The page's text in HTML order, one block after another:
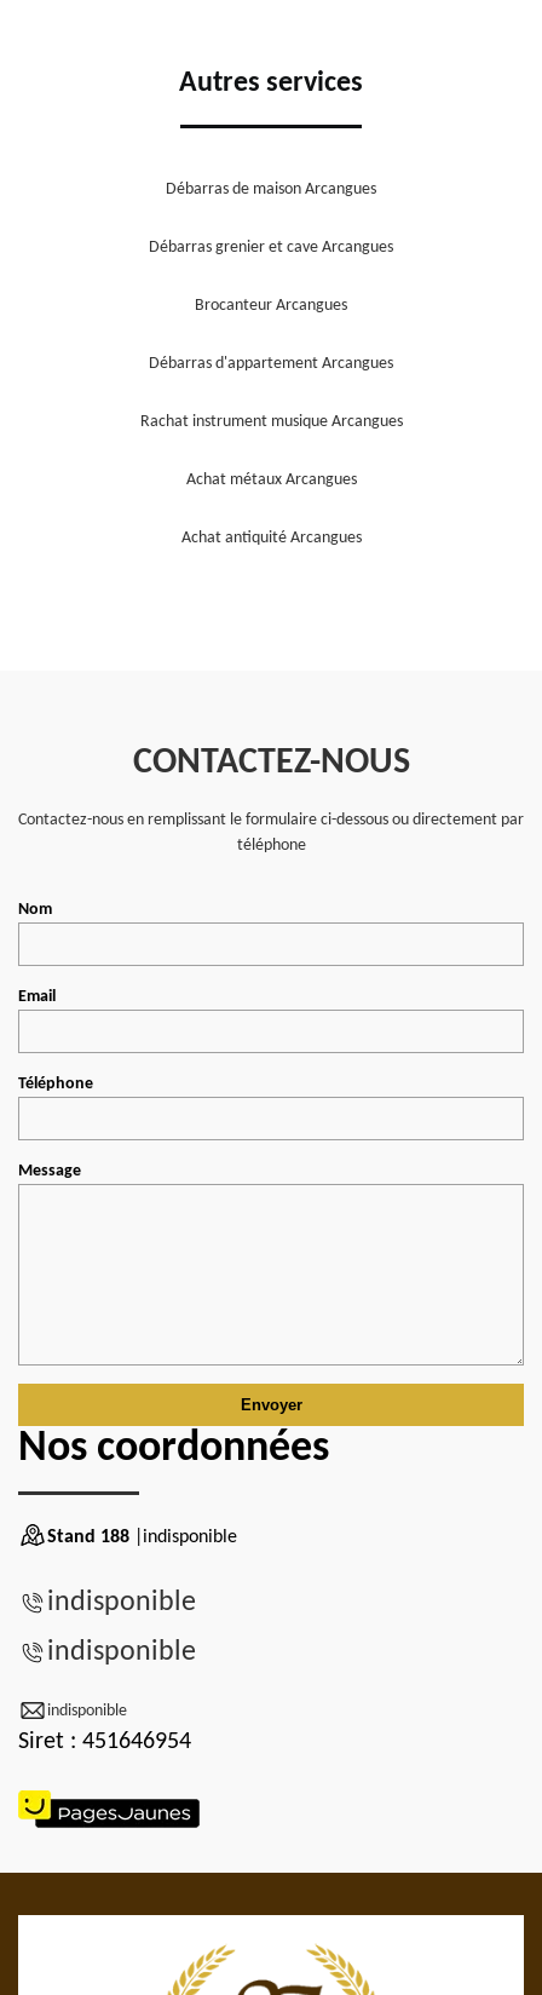
Autres services
Débarras de maison Arcangues
Débarras grenier et cave Arcangues
Brocanteur Arcangues
Débarras d'appartement Arcangues
Rachat instrument musique Arcangues
Achat métaux Arcangues
Achat antiquité Arcangues
CONTACTEZ-NOUS
Contactez-nous en remplissant le formulaire ci-dessous ou directement par
téléphone
Nom
Email
Téléphone
Message
Nos coordonnées
Stand 188 |indisponible
indisponible
indisponible
indisponible
Siret : 451646954